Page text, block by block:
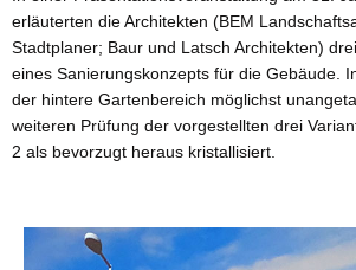
erläuterten die Architekten (BEM
Stadtplaner; Baur und Latsch Architekten)
eines Sanierungskonzepts für die Gebäude.
der hintere Gartenbereich möglichst
weiteren Prüfung der vorgestellten drei
2 als bevorzugt heraus kristallisiert.